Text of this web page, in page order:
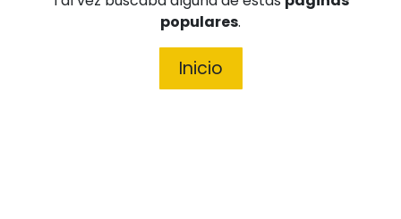
populares.
Inicio